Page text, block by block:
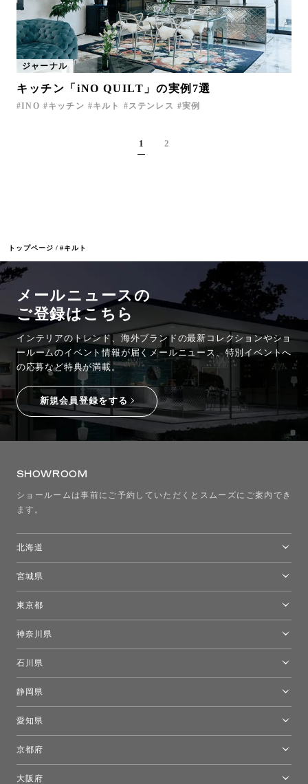
トップページ #キルト
ジャーナル
キッチン「iNO QUILT」の実例7選
INO キッチン キルト ステンレス 実例
1 2
メールニュースの
ご登録はこちら
インテリアのトレンド、海外ブランドの最新コレクションやショ
ールームのイベント情報が 届くメールニュース、特別イベントへ
の応募など特典が満載。
新規会員登録をする
SHOWROOM
ショールームは事前にご予約していただくとスムーズにご案内でき
ます。
北海道
宮城県
東京都
モーイ東京
キーブー東京
FLOS｜フロスデザインスペース青山
神奈川県
石川県
静岡県
愛知県
京都府
大阪府